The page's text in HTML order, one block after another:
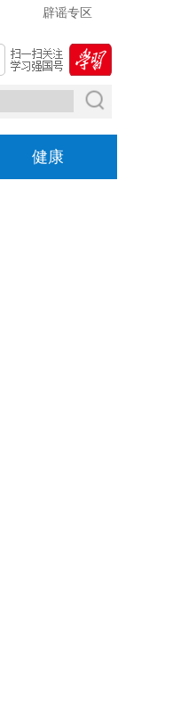
辟谣专区
健康